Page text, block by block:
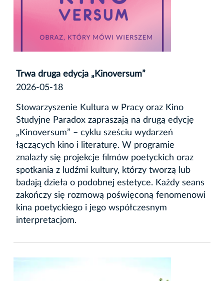
Trwa druga edycja „Kinoversum”
2026-05-18
Stowarzyszenie Kultura w Pracy oraz Kino
Studyjne Paradox zapraszają na drugą edycję
„Kinoversum” – cyklu sześciu wydarzeń
łączących kino i literaturę. W programie
znalazły się projekcje filmów poetyckich oraz
spotkania z ludźmi kultury, którzy tworzą lub
badają dzieła o podobnej estetyce. Każdy seans
zakończy się rozmową poświęconą fenomenowi
kina poetyckiego i jego współczesnym
interpretacjom.